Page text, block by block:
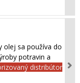
olej sa používa do
potravin a
distribútor